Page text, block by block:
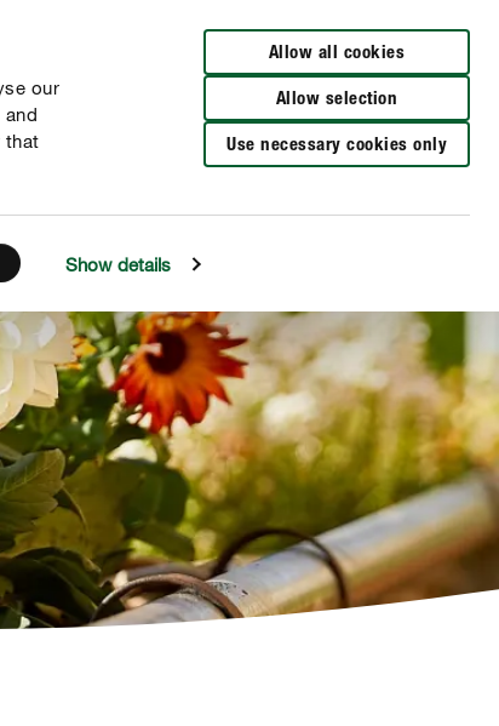
our
that
Show details
Allow all cookies
Allow selection
Use necessary cookies only